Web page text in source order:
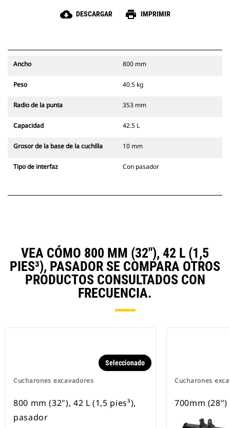
cloud_download DESCARGAR print IMPRIMIR
Ancho 800 mm
Peso 40.5 kg
Radio de la punta 353 mm
Capacidad 42.5 L
Grosor de la base de la cuchilla 10 mm
Tipo de interfaz Con pasador
VEA CÓMO 800 MM (32"), 42 L (1,5
PIES³), PASADOR SE COMPARA OTROS
PRODUCTOS CONSULTADOS CON
FRECUENCIA.
Cucharones excavadores
Seleccionado
800 mm (32"), 42 L (1,5 pies³),
pasador
Cucharones
700mm (28")